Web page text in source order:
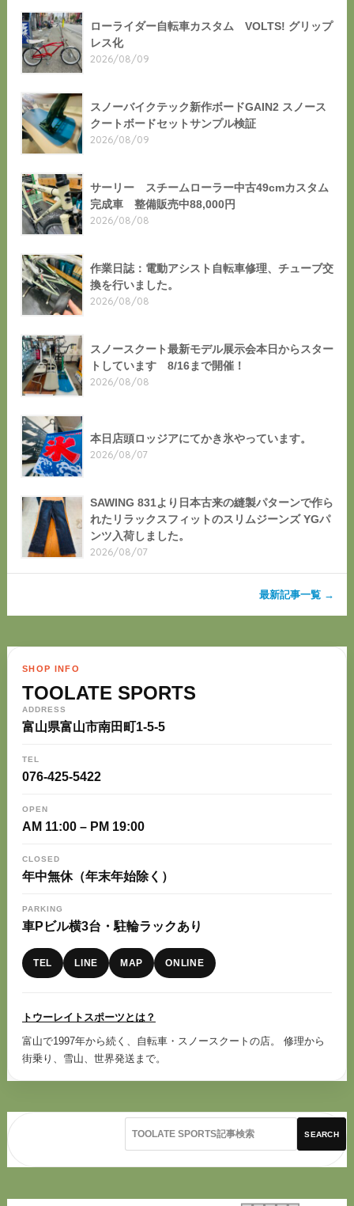
ローライダー自転車カスタム VOLTS! グリップ
レス化
2026/08/09
スノーバイクテック新作ボードGAIN2 スノース
クートボードセットサンプル検証
2026/08/09
サーリー スチームローラー中古49cmカスタム
完成車 整備販売中88,000円
2026/08/08
作業日誌：電動アシスト自転車修理、チューブ交
換を行いました。
2026/08/08
スノースクート最新モデル展示会本日からスター
トしています 8/16まで開催！
2026/08/08
本日店頭ロッジアにてかき氷やっています。
2026/08/07
SAWING 831より日本古来の縫製パターンで作ら
れたリラックスフィットのスリムジーンズ YGパ
ンツ入荷しました。
2026/08/07
最新記事一覧 →
SHOP INFO
TOOLATE SPORTS
ADDRESS
富山県富山市南田町1-5-5
TEL
076-425-5422
OPEN
AM 11:00 – PM 19:00
CLOSED
年中無休（年末年始除く）
PARKING
車Pビル横3台・駐輪ラックあり
TEL LINE MAP ONLINE
トウーレイトスポーツとは？
富山で1997年から続く、自転車・スノースクートの店。 修理から
街乗り、雪山、世界発送まで。
SEARCH